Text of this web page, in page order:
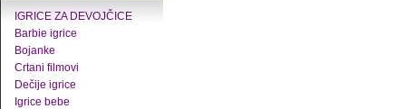
IGRICE ZA DEVOJČICE
Barbie igrice
Bojanke
Crtani filmovi
Dečije igrice
Igrice bebe